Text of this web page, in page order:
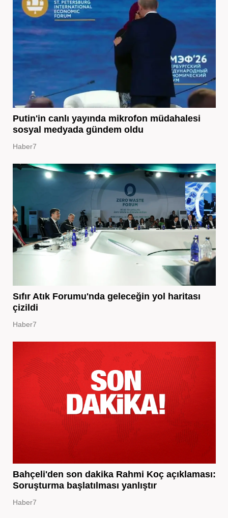
Putin'in canlı yayında mikrofon müdahalesi
sosyal medyada gündem oldu
Haber7
Sıfır Atık Forumu'nda geleceğin yol haritası
çizildi
Haber7
Bahçeli'den son dakika Rahmi Koç açıklaması:
Soruşturma başlatılması yanlıştır
Haber7